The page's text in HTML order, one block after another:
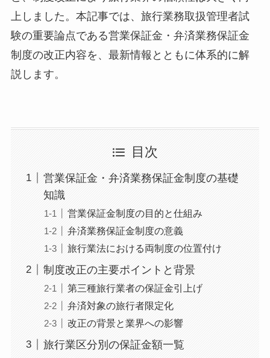
上しました。本記事では、旅行業務取扱管理者試
験の重要論点である営業保証金・弁済業務保証金
制度の改正内容を、最新情報とともに体系的に解
説します。
目次
営業保証金・弁済業務保証金制度の基礎
知識
営業保証金制度の目的と仕組み
弁済業務保証金制度の意義
旅行業法における両制度の位置付け
制度改正の主要ポイントと背景
第三種旅行業者の保証金引上げ
弁済対象の旅行者限定化
改正の背景と業界への影響
旅行業区分別の保証金額一覧